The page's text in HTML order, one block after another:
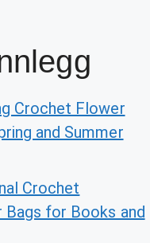
Crochet Flower
and Summer
Crochet
Bags for Books and